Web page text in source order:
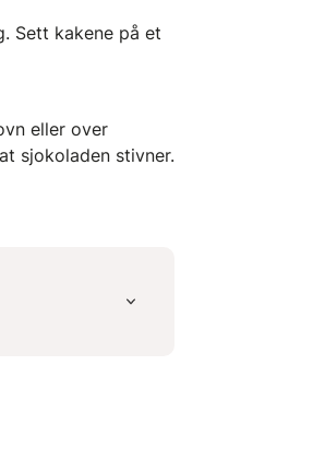
Sett kakene på et
eller over
sjokoladen stivner.